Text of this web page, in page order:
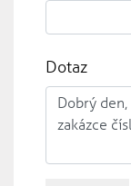
Dotaz